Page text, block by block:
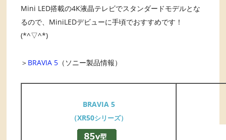
Mini LED搭載の4K液晶テレビでスタンダードモデルとな
るので、MiniLEDデビューに手頃でおすすめです！
(*^▽^*)
＞ BRAVIA 5 （ソニー製品情報）
BRAVIA 5
（XR50シリーズ）